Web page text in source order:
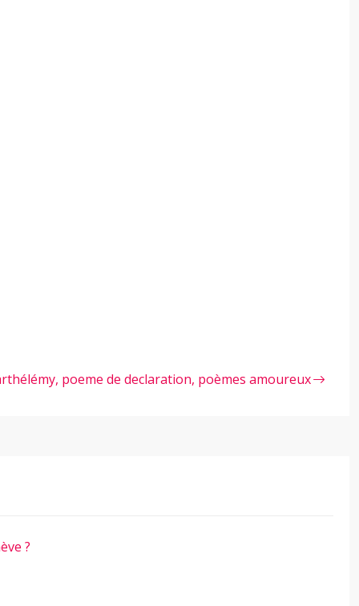
poeme de declaration, poèmes amoureux
?